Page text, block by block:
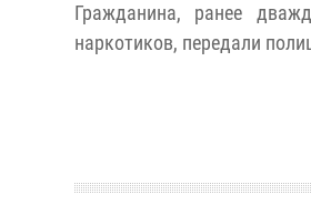
Гражданина, ранее
наркотиков, передали